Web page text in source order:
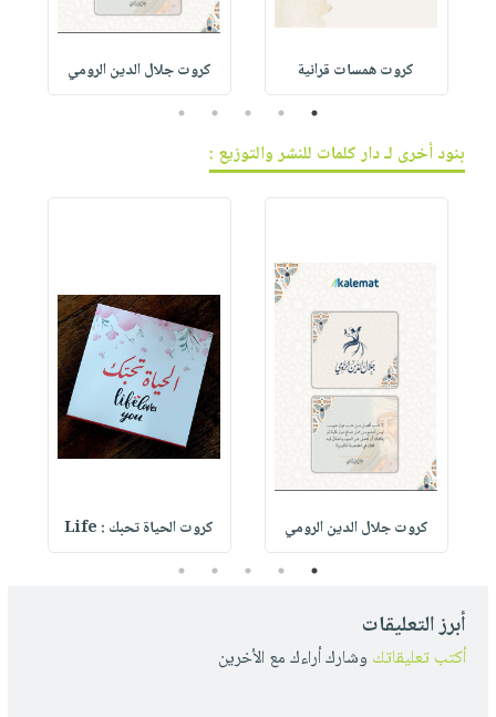
كروت همسات قرانية كروت جلال الدين الرومي
1
2
3
4
5
بنود أخرى لـ دار كلمات للنشر والتوزيع :
كروت جلال الدين الرومي كروت الحياة تحبك : Life
1
2
3
4
5
أبرز التعليقات
أكتب تعليقاتك وشارك أراءك مع الأخرين